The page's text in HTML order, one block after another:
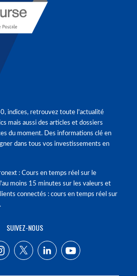
indices, retrouvez toute l'actualité
mais aussi des articles et dossiers
du moment. Des informations clé en
dans tous vos investissements en
: Cours en temps réel sur le
moins 15 minutes sur les valeurs et
connectés : cours en temps réel sur
SUIVEZ-NOUS